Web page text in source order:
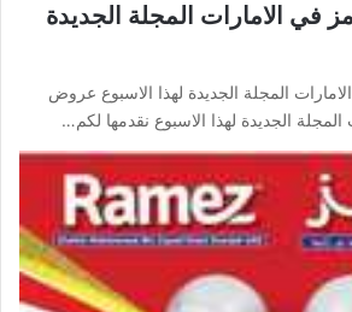
الامارات المجلة الجديدة
المجلة الجديدة لهذا الاسبوع عروض
الجديدة لهذا الاسبوع نقدمها لكم…